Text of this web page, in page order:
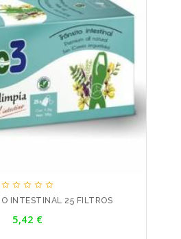
    
INTESTINAL 25 FILTROS
5,42 €